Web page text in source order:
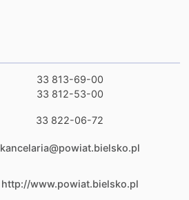
33 813-69-00
33 812-53-00
33 822-06-72
kancelaria@powiat.bielsko.pl
http://www.powiat.bielsko.pl